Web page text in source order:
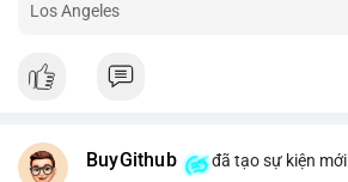
Los Angeles
BuyGithub đã tạo sự kiện mới